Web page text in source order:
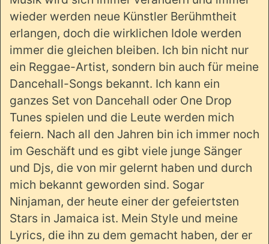
wieder werden neue Künstler Berühmtheit
erlangen, doch die wirklichen Idole werden
immer die gleichen bleiben. Ich bin nicht nur
ein Reggae-Artist, sondern bin auch für meine
Dancehall-Songs bekannt. Ich kann ein
ganzes Set von Dancehall oder One Drop
Tunes spielen und die Leute werden mich
feiern. Nach all den Jahren bin ich immer noch
im Geschäft und es gibt viele junge Sänger
und Djs, die von mir gelernt haben und durch
mich bekannt geworden sind. Sogar
Ninjaman, der heute einer der gefeiertsten
Stars in Jamaica ist. Mein Style und meine
Lyrics, die ihn zu dem gemacht haben, der er